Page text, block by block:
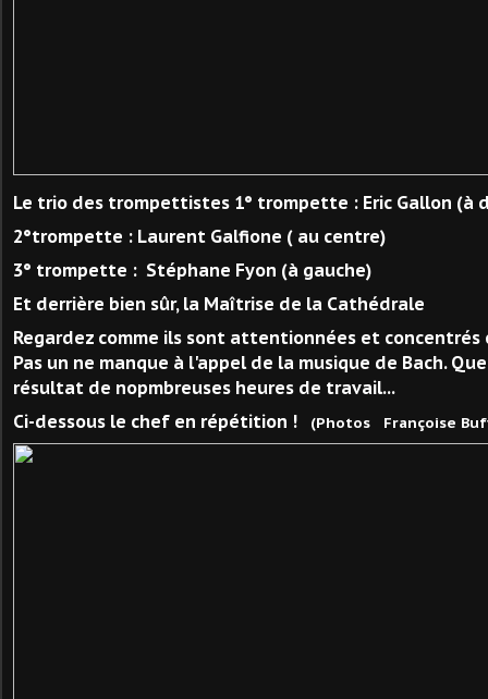
Le trio des trompettistes 1° trompette : Eric Gallon (à
2°trompette : Laurent Galfione ( au centre)
3° trompette : Stéphane Fyon (à gauche)
Et derrière bien sûr, la Maîtrise de la Cathédrale
Regardez comme ils sont attentionnées et concentrés
Pas un ne manque à l'appel de la musique de Bach.
résultat de nopmbreuses heures de travail...
Ci-dessous le chef en répétition !
(Photos Françoise